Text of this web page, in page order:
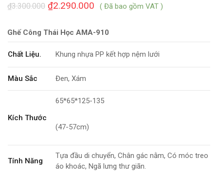
3.300.000
₫ 2.290.000
₫ ( Đã bao gồm VAT )
Ghế Công Thái Học AMA-910
Chất Liệu. Khung nhựa PP kết hợp nệm lưới
Màu Sắc Đen, Xám
Kích Thước
65*65*125-135
(47-57cm)
Tính Năng
Tựa đầu di chuyển, Chân gác nằm, Có móc treo
áo khoác, Ngã lưng thư giãn.